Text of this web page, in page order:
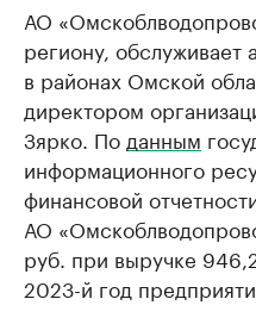
АО
региону,
в районах Омской
директором
Зярко. По данным
информационного
финансовой
АО
руб. при выручке
2023-й год